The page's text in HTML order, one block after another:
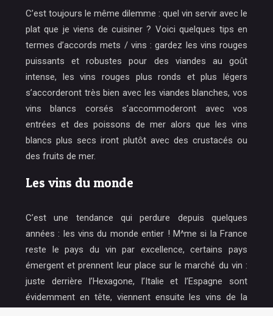
C’est toujours le même dilemme : quel vin servir avec le
plat que je viens de cuisiner ? Voici quelques tips en
termes d’accords mets / vins : gardez les vins rouges
puissants et robustes pour des viandes au goût
intense, les vins rouges plus ronds et plus légers
s’accorderont très bien avec les viandes blanches, vos
vins blancs corsés s’accommoderont avec vos
entrées et des poissons de mer alors que les vins
blancs plus secs iront plutôt avec des crustacés ou
des fruits de mer.
Les vins du monde
C’est une tendance qui perdure depuis quelques
années : les vins du monde entier ! M^me si la France
reste le pays du vin par excellence, certains pays
émergent et prennent leur place sur le marché du vin :
juste derrière l’Hexagone, l’Italie et l’Espagne sont
évidemment en tête, viennent ensuite les vins de la